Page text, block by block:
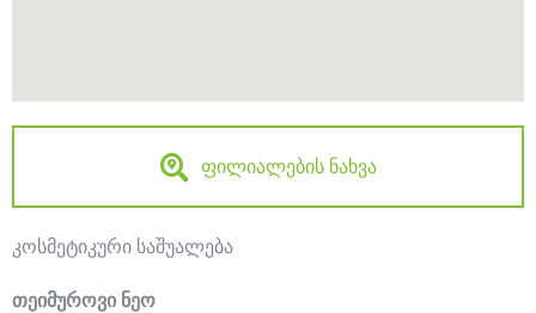
ფილიალების ნახვა
კოსმეტიკური საშუალება
თეიმუროვი ნეო